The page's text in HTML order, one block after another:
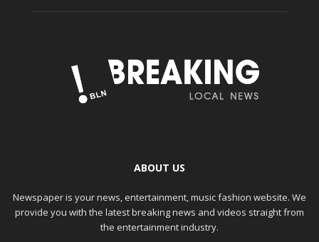
ABOUT US
Newspaper is your news, entertainment, music fashion website. We
provide you with the latest breaking news and videos straight from
the entertainment industry.